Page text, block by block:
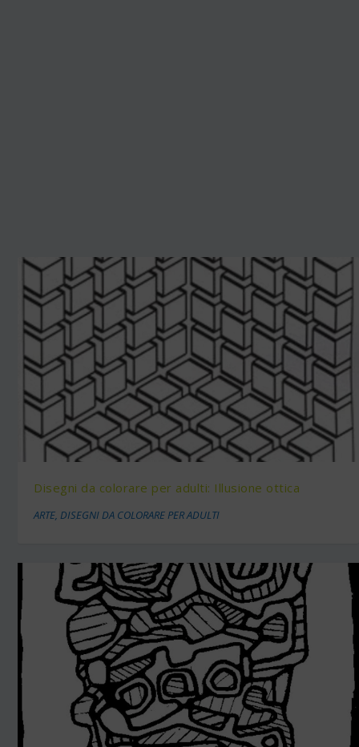
Disegni da colorare per adulti: Illusione ottica
ARTE DISEGNI DA COLORARE PER ADULTI